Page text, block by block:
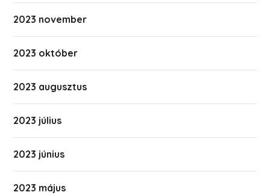
2023 november
2023 október
2023 augusztus
2023 július
2023 június
2023 május